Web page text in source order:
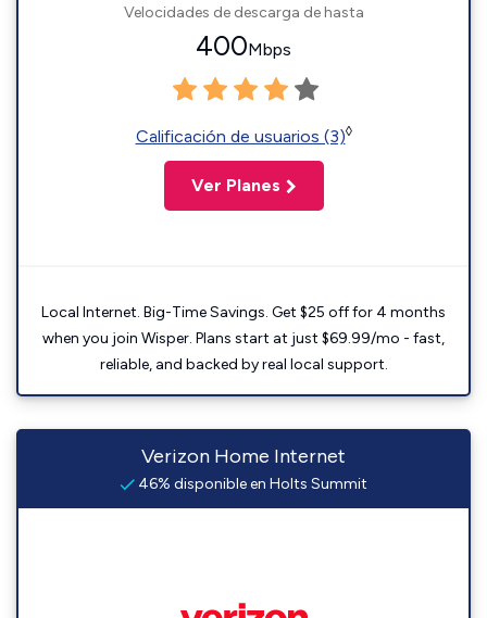
Velocidades de descarga de hasta
400Mbps
Calificación de usuarios (3)◊
Ver Planes
Local Internet. Big-Time Savings. Get $25 off for 4 months
when you join Wisper. Plans start at just $69.99/mo - fast,
reliable, and backed by real local support.
Verizon Home Internet
46% disponible en Holts Summit